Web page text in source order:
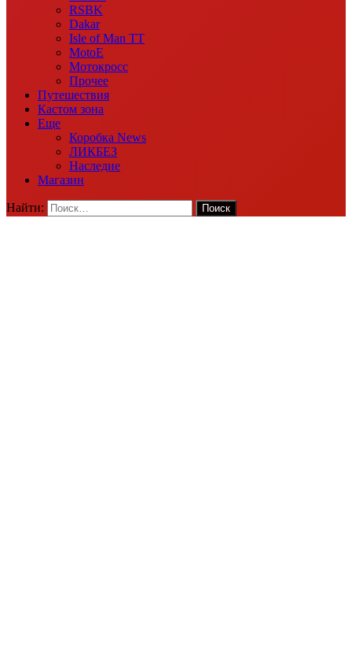
RSBK
Dakar
Isle of Man TT
MotoE
Мотокросс
Прочее
Путешествия
Кастом зона
Еще
Коробка News
ЛИКБЕЗ
Наследие
Магазин
Найти: